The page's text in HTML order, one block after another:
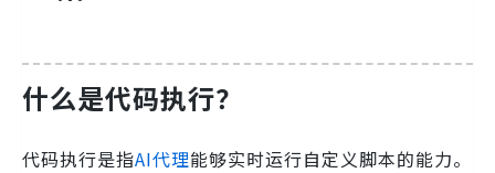
什么是代码执行？
代码执行是指AI代理能够实时运行自定义脚本的能力。